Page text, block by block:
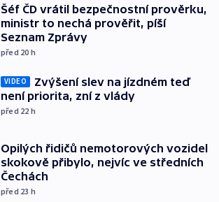
Šéf ČD vrátil bezpečnostní prověrku,
ministr to nechá prověřit, píší
Seznam Zprávy
před 20 h
VIDEO
Zvýšení slev na jízdném teď
není priorita, zní z vlády
před 22 h
Opilých řidičů nemotorových vozidel
skokově přibylo, nejvíc ve středních
Čechách
před 23 h